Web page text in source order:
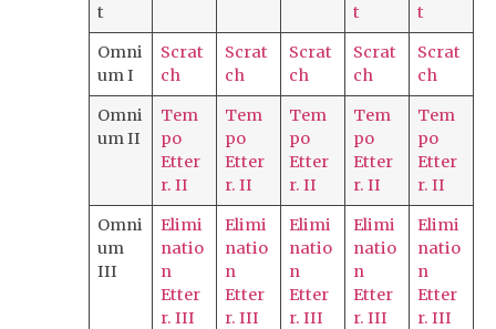
t
t
t
Omni
um I
Scrat
ch
Scrat
ch
Scrat
ch
Scrat
ch
Scrat
ch
Omni
um II
Tem
po
Etter
r. II
Tem
po
Etter
r. II
Tem
po
Etter
r. II
Tem
po
Etter
r. II
Tem
po
Etter
r. II
Omni
um
III
Elimi
natio
n
Etter
r. III
Elimi
natio
n
Etter
r. III
Elimi
natio
n
Etter
r. III
Elimi
natio
n
Etter
r. III
Elimi
natio
n
Etter
r. III